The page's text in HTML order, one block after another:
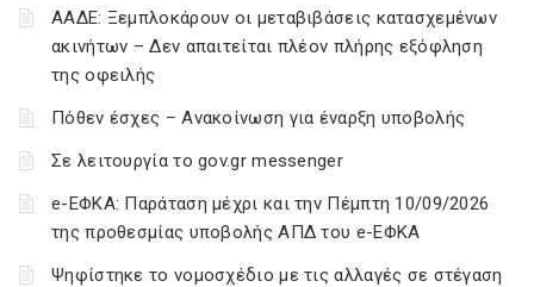
ΑΑΔΕ: Ξεμπλοκάρουν οι μεταβιβάσεις κατασχεμένων
ακινήτων – Δεν απαιτείται πλέον πλήρης εξόφληση
της οφειλής
Πόθεν έσχες – Ανακοίνωση για έναρξη υποβολής
Σε λειτουργία το gov.gr messenger
e-ΕΦΚΑ: Παράταση μέχρι και την Πέμπτη 10/09/2026
της προθεσμίας υποβολής ΑΠΔ του e-ΕΦΚΑ
Ψηφίστηκε το νομοσχέδιο με τις αλλαγές σε στέγαση